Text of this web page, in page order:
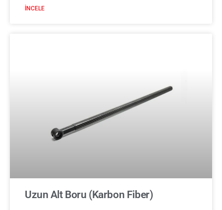
İNCELE
Uzun Alt Boru (Karbon Fiber)